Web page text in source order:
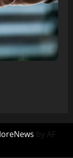
by AF